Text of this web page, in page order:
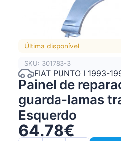
Última disponível
SKU: 301783-3
FIAT PUNTO I 1993-
Painel de
guarda-lamas
Esquerdo
64.78€